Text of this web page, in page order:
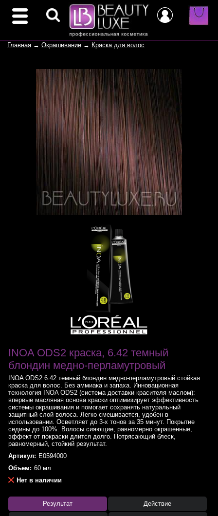
Главная → Окрашивание → Краска для волос
INOA ODS2 краска, 6.42 темный
блондин медно-перламутровый
INOA ODS2 6.42 темный блондин медно-перламутровый стойкая
краска для волос. Без аммиака и запаха. Инновационная
технология INOA ODS2 (система доставки красителя маслом):
впервые масляная основа краски оптимизирует эффективность
системы окрашивания и помогает сохранять натуральный
защитный слой волоса. Легко смешивается, удобен в
использовании. Осветляет до 3-х тонов за 35 минут. Покрытие
седины до 100%. Волосы сияющие, равномерно окрашенные,
эффект от покраски длится долго. Потрясающий блеск,
равномерный, стойкий результат.
Артикул: E0594000
Объем: 60 мл.
Нет в наличии
Результат Действие